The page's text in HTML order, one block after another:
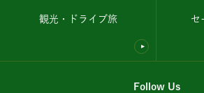
観光・ドライブ旅 セ
Follow Us